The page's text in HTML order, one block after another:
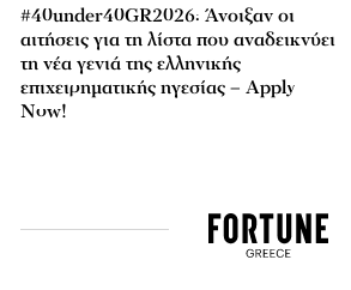
#40under40GR2026: Άνοιξαν οι
αιτήσεις για τη λίστα που αναδεικνύει
τη νέα γενιά της ελληνικής
επιχειρηματικής ηγεσίας – Apply
Now!